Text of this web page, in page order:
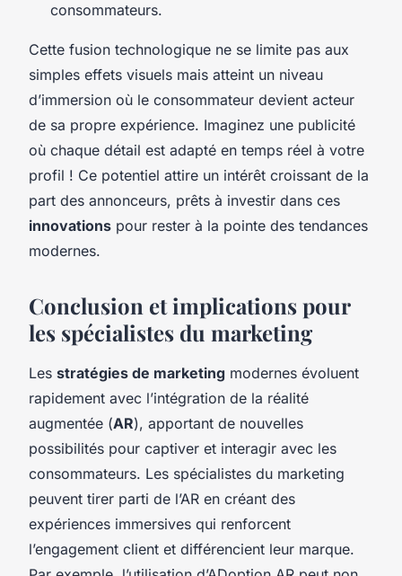
consommateurs.
Cette fusion technologique ne se limite pas aux
simples effets visuels mais atteint un niveau
d’immersion où le consommateur devient acteur
de sa propre expérience. Imaginez une publicité
où chaque détail est adapté en temps réel à votre
profil ! Ce potentiel attire un intérêt croissant de la
part des annonceurs, prêts à investir dans ces
innovations pour rester à la pointe des tendances
modernes.
Conclusion et implications pour
les spécialistes du marketing
Les stratégies de marketing modernes évoluent
rapidement avec l’intégration de la réalité
augmentée (AR), apportant de nouvelles
possibilités pour captiver et interagir avec les
consommateurs. Les spécialistes du marketing
peuvent tirer parti de l’AR en créant des
expériences immersives qui renforcent
l’engagement client et différencient leur marque.